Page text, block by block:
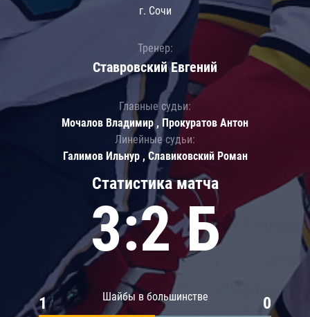
Статистика матча
3:2 Б
Шайбы в большинстве
1 0
г. Сочи
Тренер:
Ставровский Евгений
Главные судьи:
Мочалов Владимир , Прокуратов Антон
Линейные судьи:
Галимов Ильнур , Славиковский Роман